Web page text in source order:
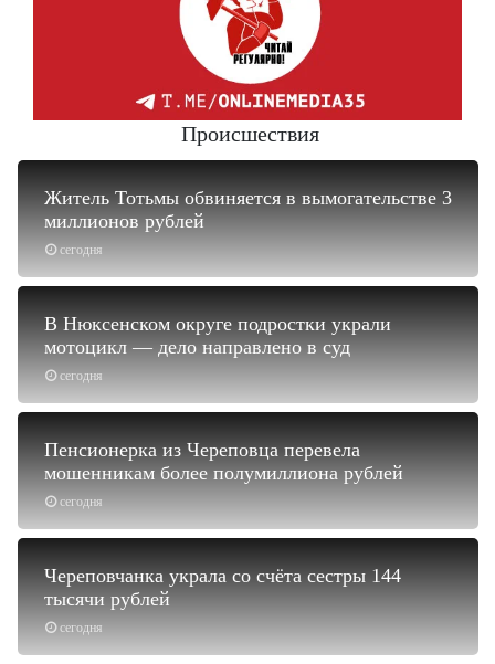
Происшествия
сегодня
Житель Тотьмы обвиняется в вымогательстве 3
миллионов рублей
сегодня
В Нюксенском округе подростки украли
мотоцикл — дело направлено в суд
сегодня
Пенсионерка из Череповца перевела
мошенникам более полумиллиона рублей
сегодня
Череповчанка украла со счёта сестры 144
тысячи рублей